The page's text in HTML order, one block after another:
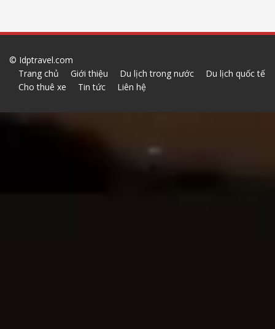
© Idptravel.com
Trang chủ
Giới thiệu Du lịch trong nước
Du lịch quốc tế
Cho thuê xe
Tin tức Liên hệ